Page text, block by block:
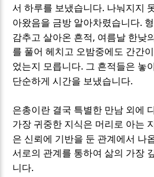
서 하루를 보냈습니다. 나눠지지
아왔음을 금방 알아차렸습니다.
감추고 살아온 흔적, 여름날 한낮
를 풀어 헤치고 오밤중에도 간간
었는지 모릅니다. 그 흔적들은 놓
단순하게 시간을 보냈습니다.
은총이란 결국 특별한 만남 외에
가장 귀중한 지식은 머리로 아는
은 신뢰에 기반을 둔 관계에서 나
서로의 관계를 통하여 삶의 가장
니다.